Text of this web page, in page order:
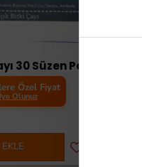
30 Süzen Poşet
Özel Fiyat
Olunuz